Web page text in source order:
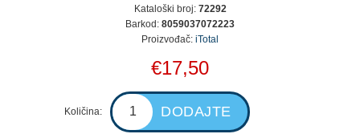
Kataloški broj: 72292
Barkod: 8059037072223
Proizvođač: iTotal
€17,50
Količina: